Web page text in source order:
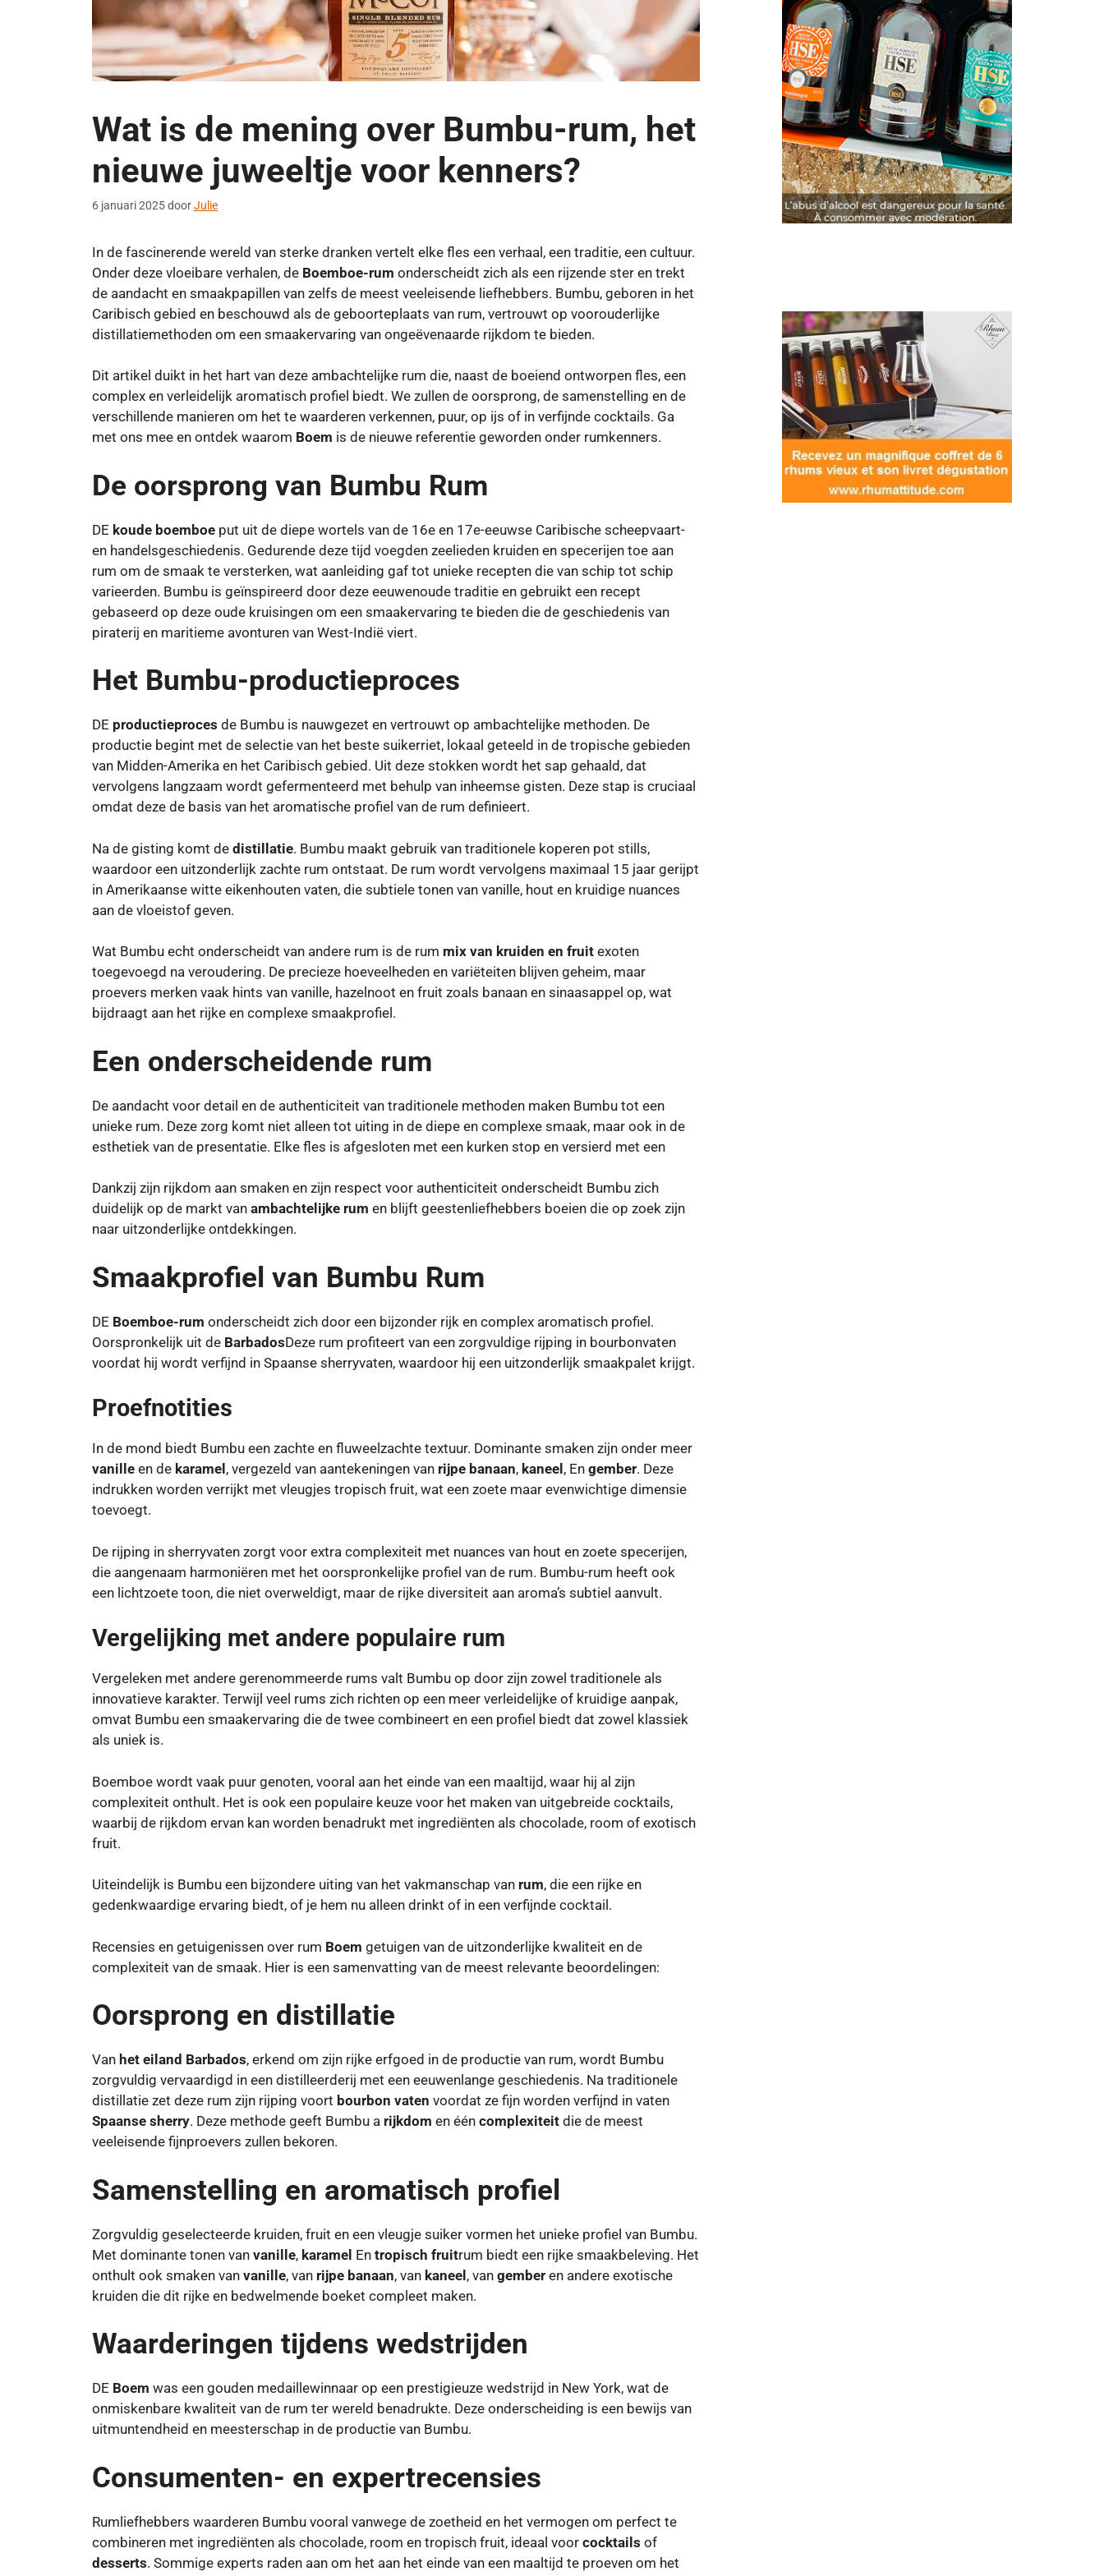
Wat is de mening over Bumbu-rum, het
nieuwe juweeltje voor kenners?
6 januari 2025doorJulie
In de fascinerende wereld van sterke dranken vertelt elke fles een verhaal, een traditie, een cultuur.
Onder deze vloeibare verhalen, de Boemboe-rum onderscheidt zich als een rijzende ster en trekt
de aandacht en smaakpapillen van zelfs de meest veeleisende liefhebbers. Bumbu, geboren in het
Caribisch gebied en beschouwd als de geboorteplaats van rum, vertrouwt op voorouderlijke
distillatiemethoden om een ​​smaakervaring van ongeëvenaarde rijkdom te bieden.
Dit artikel duikt in het hart van deze ambachtelijke rum die, naast de boeiend ontworpen fles, een
complex en verleidelijk aromatisch profiel biedt. We zullen de oorsprong, de samenstelling en de
verschillende manieren om het te waarderen verkennen, puur, op ijs of in verfijnde cocktails. Ga
met ons mee en ontdek waarom Boem is de nieuwe referentie geworden onder rumkenners.
De oorsprong van Bumbu Rum
DE koude boemboe put uit de diepe wortels van de 16e en 17e-eeuwse Caribische scheepvaart-
en handelsgeschiedenis. Gedurende deze tijd voegden zeelieden kruiden en specerijen toe aan
rum om de smaak te versterken, wat aanleiding gaf tot unieke recepten die van schip tot schip
varieerden. Bumbu is geïnspireerd door deze eeuwenoude traditie en gebruikt een recept
gebaseerd op deze oude kruisingen om een ​​smaakervaring te bieden die de geschiedenis van
piraterij en maritieme avonturen van West-Indië viert.
Het Bumbu-productieproces
DE productieproces de Bumbu is nauwgezet en vertrouwt op ambachtelijke methoden. De
productie begint met de selectie van het beste suikerriet, lokaal geteeld in de tropische gebieden
van Midden-Amerika en het Caribisch gebied. Uit deze stokken wordt het sap gehaald, dat
vervolgens langzaam wordt gefermenteerd met behulp van inheemse gisten. Deze stap is cruciaal
omdat deze de basis van het aromatische profiel van de rum definieert.
Na de gisting komt de distillatie. Bumbu maakt gebruik van traditionele koperen pot stills,
waardoor een uitzonderlijk zachte rum ontstaat. De rum wordt vervolgens maximaal 15 jaar gerijpt
in Amerikaanse witte eikenhouten vaten, die subtiele tonen van vanille, hout en kruidige nuances
aan de vloeistof geven.
Wat Bumbu echt onderscheidt van andere rum is de rum mix van kruiden en fruit exoten
toegevoegd na veroudering. De precieze hoeveelheden en variëteiten blijven geheim, maar
proevers merken vaak hints van vanille, hazelnoot en fruit zoals banaan en sinaasappel op, wat
bijdraagt ​​aan het rijke en complexe smaakprofiel.
Een onderscheidende rum
De aandacht voor detail en de authenticiteit van traditionele methoden maken Bumbu tot een
unieke rum. Deze zorg komt niet alleen tot uiting in de diepe en complexe smaak, maar ook in de
esthetiek van de presentatie. Elke fles is afgesloten met een kurken stop en versierd met een
Dankzij zijn rijkdom aan smaken en zijn respect voor authenticiteit onderscheidt Bumbu zich
duidelijk op de markt van ambachtelijke rum en blijft geestenliefhebbers boeien die op zoek zijn
naar uitzonderlijke ontdekkingen.
Smaakprofiel van Bumbu Rum
DE Boemboe-rum onderscheidt zich door een bijzonder rijk en complex aromatisch profiel.
Oorspronkelijk uit de BarbadosDeze rum profiteert van een zorgvuldige rijping in bourbonvaten
voordat hij wordt verfijnd in Spaanse sherryvaten, waardoor hij een uitzonderlijk smaakpalet krijgt.
Proefnotities
In de mond biedt Bumbu een zachte en fluweelzachte textuur. Dominante smaken zijn onder meer
vanille en de karamel , vergezeld van aantekeningen van rijpe banaan, kaneel , En gember. Deze
indrukken worden verrijkt met vleugjes tropisch fruit, wat een zoete maar evenwichtige dimensie
toevoegt.
De rijping in sherryvaten zorgt voor extra complexiteit met nuances van hout en zoete specerijen,
die aangenaam harmoniëren met het oorspronkelijke profiel van de rum. Bumbu-rum heeft ook
een lichtzoete toon, die niet overweldigt, maar de rijke diversiteit aan aroma’s subtiel aanvult.
Vergelijking met andere populaire rum
Vergeleken met andere gerenommeerde rums valt Bumbu op door zijn zowel traditionele als
innovatieve karakter. Terwijl veel rums zich richten op een meer verleidelijke of kruidige aanpak,
omvat Bumbu een smaakervaring die de twee combineert en een profiel biedt dat zowel klassiek
als uniek is.
Boemboe wordt vaak puur genoten, vooral aan het einde van een maaltijd, waar hij al zijn
complexiteit onthult. Het is ook een populaire keuze voor het maken van uitgebreide cocktails,
waarbij de rijkdom ervan kan worden benadrukt met ingrediënten als chocolade, room of exotisch
fruit.
Uiteindelijk is Bumbu een bijzondere uiting van het vakmanschap van rum, die een rijke en
gedenkwaardige ervaring biedt, of je hem nu alleen drinkt of in een verfijnde cocktail.
Recensies en getuigenissen over rum Boem getuigen van de uitzonderlijke kwaliteit en de
complexiteit van de smaak. Hier is een samenvatting van de meest relevante beoordelingen:
Oorsprong en distillatie
Van het eiland Barbados, erkend om zijn rijke erfgoed in de productie van rum, wordt Bumbu
zorgvuldig vervaardigd in een distilleerderij met een eeuwenlange geschiedenis. Na traditionele
distillatie zet deze rum zijn rijping voort bourbon vaten voordat ze fijn worden verfijnd in vaten
Spaanse sherry. Deze methode geeft Bumbu a rijkdom en één complexiteit die de meest
veeleisende fijnproevers zullen bekoren.
Samenstelling en aromatisch profiel
Zorgvuldig geselecteerde kruiden, fruit en een vleugje suiker vormen het unieke profiel van Bumbu.
Met dominante tonen van vanille, karamel En tropisch fruitrum biedt een rijke smaakbeleving. Het
onthult ook smaken van vanille, van rijpe banaan, van kaneel, van gember en andere exotische
kruiden die dit rijke en bedwelmende boeket compleet maken.
Waarderingen tijdens wedstrijden
DE Boem was een gouden medaillewinnaar op een prestigieuze wedstrijd in New York, wat de
onmiskenbare kwaliteit van de rum ter wereld benadrukte. Deze onderscheiding is een bewijs van
uitmuntendheid en meesterschap in de productie van Bumbu.
Consumenten- en expertrecensies
Rumliefhebbers waarderen Bumbu vooral vanwege de zoetheid en het vermogen om perfect te
combineren met ingrediënten als chocolade, room en tropisch fruit, ideaal voor cocktails of
desserts. Sommige experts raden aan om het aan het einde van een maaltijd te proeven om het